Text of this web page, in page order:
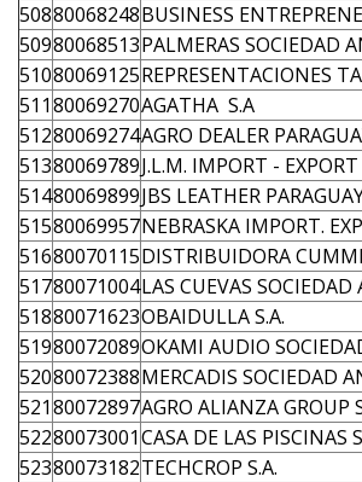
50880068248BUSINESS
50980068513PALMERAS SOCIEDAD
51080069125REPRESENTACIONES
51180069270AGATHA S.A
51280069274AGRO DEALER
51380069789J.L.M. IMPORT - EXPORT
51480069899JBS LEATHER
51580069957NEBRASKA IMPORT.
51680070115DISTRIBUIDORA
51780071004LAS CUEVAS
51880071623OBAIDULLA S.A.
51980072089OKAMI AUDIO
52080072388MERCADIS SOCIEDAD
52180072897AGRO ALIANZA
52280073001CASA DE LAS PISCINAS
52380073182TECHCROP S.A.